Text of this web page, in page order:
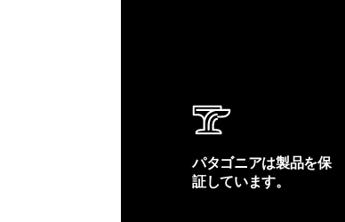
パタゴニアは製品を保
証しています。